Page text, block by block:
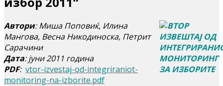
Автори: Миша Поповиќ, Илина
Мангова, Весна Никодиноска, Петрит
Сарачини
Дата: јуни 2011 година
PDF: vtor-izvestaj-od-integriraniot-
monitoring-na-izborite.pdf